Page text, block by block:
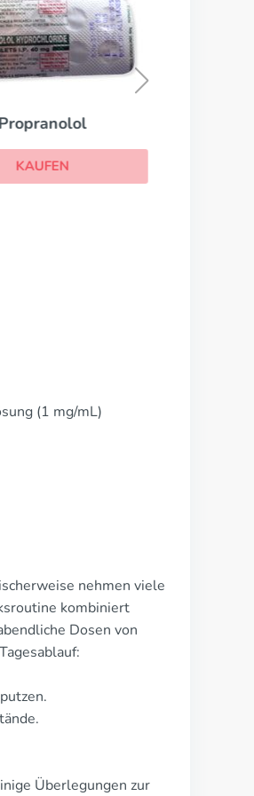
KAUFEN
(1 mg/mL)
nehmen viele
kombiniert
Dosen von
Überlegungen zur